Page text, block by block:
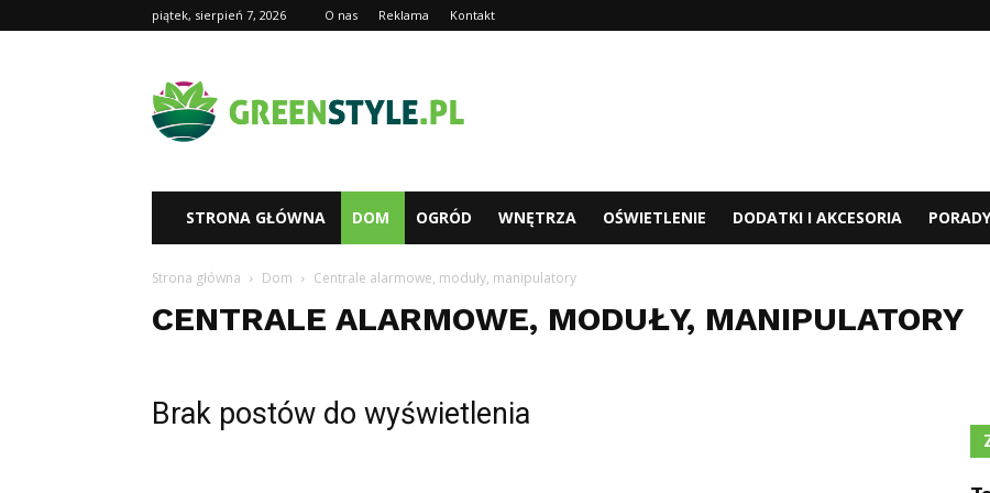
piątek, sierpień 7, 2026 O nas Reklama Kontakt
STRONA GŁÓWNA DOM OGRÓD WNĘTRZA OŚWIETLENIE DODATKI I AKCESORIA PORADY
Strona główna Dom Centrale alarmowe, moduły, manipulatory
CENTRALE ALARMOWE, MODUŁY, MANIPULATORY
Brak postów do wyświetlenia